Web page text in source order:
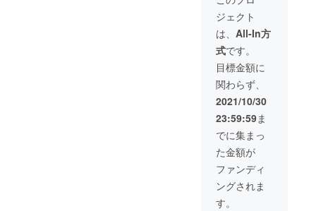
なりま
す。
※予約の
員番号
必須と
なりま
す ※
入店時
に本人
確認と
会員
カード
の持参
が必須
となり
ます
新料な
どは一
りませ
ん。
・有
効期
限：
11月1
日〜
11月1日
会員券
限：
す。 2.
５品
コース
選考予
約（６
０００
円の
コース
ます）
(カル
パッ
チョ、
馬タン
スモー
ク、、
す。 1.
会員権
（10,00
0円相
当）
（1）当
店が利
用可能
になる
権利 会
員券有
効期
限：
2021年
11月1
日〜
2022年
ジェクト
は、 All-In方
式です。
目標金額に
関わらず、
2021/10/30
23:59:59ま
でに集まっ
た金額が
ファンディ
ングされま
す。